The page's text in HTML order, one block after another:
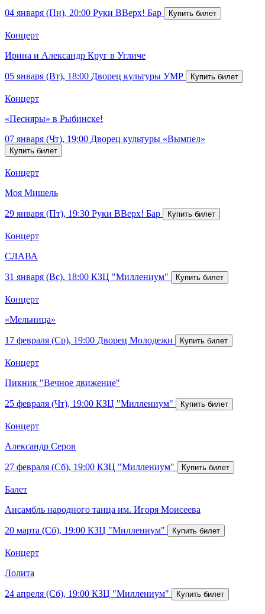
04 января (Пн), 20:00 Руки ВВерх! Бар
Концерт
Ирина и Александр Круг в Угличе
05 января (Вт), 18:00 Дворец культуры УМР
Концерт
«Песняры» в Рыбинске!
07 января (Чт), 19:00 Дворец культуры «Вымпел»
Концерт
Моя Мишель
29 января (Пт), 19:30 Руки ВВерх! Бар
Концерт
СЛАВА
31 января (Вс), 18:00 КЗЦ "Миллениум"
Концерт
«Мельница»
17 февраля (Ср), 19:00 Дворец Молодежи
Концерт
Пикник "Вечное движение"
25 февраля (Чт), 19:00 КЗЦ "Миллениум"
Концерт
Александр Серов
27 февраля (Сб), 19:00 КЗЦ "Миллениум"
Балет
Ансамбль народного танца им. Игоря Моисеева
20 марта (Сб), 19:00 КЗЦ "Миллениум"
Концерт
Лолита
24 апреля (Сб), 19:00 КЗЦ "Миллениум"